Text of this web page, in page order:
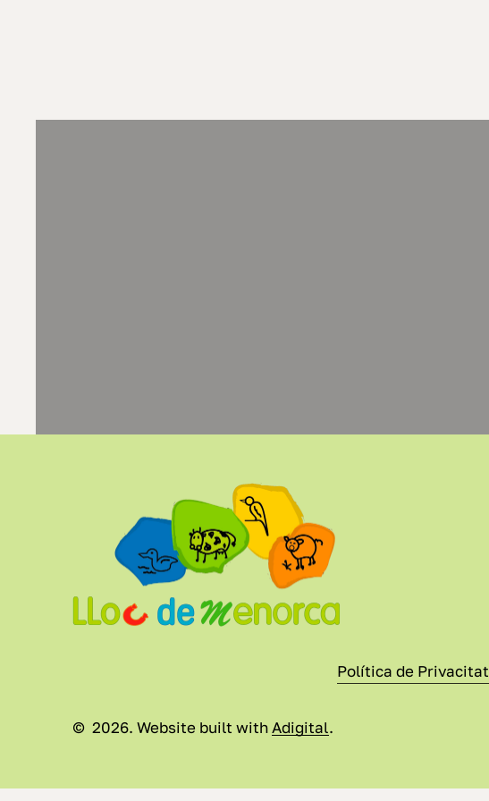
Política de Privacitat
© 2026. Website built with Adigital.